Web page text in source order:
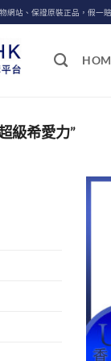
網站、保證原裝正品，假一
級希愛力”